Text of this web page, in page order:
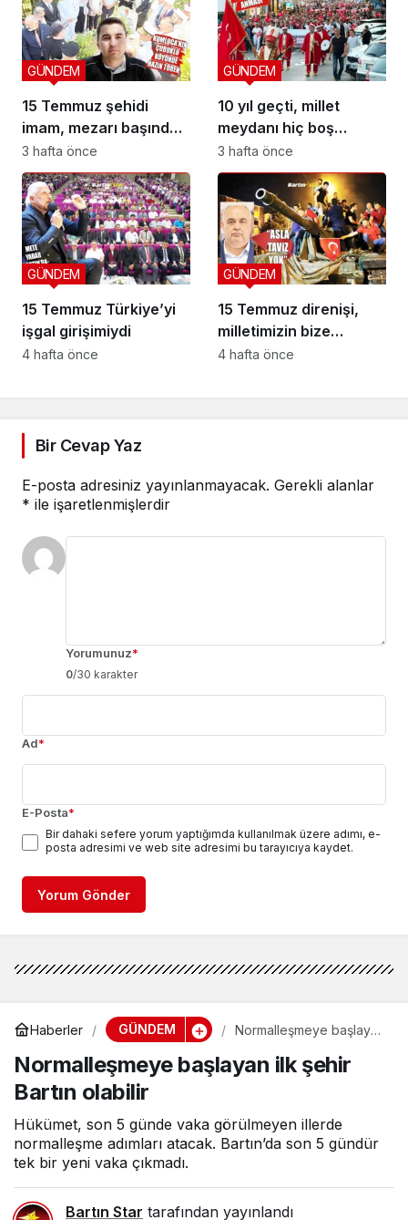
15 Temmuz şehidi
imam, mezarı başında
anıldı
GÜNDEM
3 hafta önce
10 yıl geçti, millet
meydanı hiç boş
bırakmadı
GÜNDEM
3 hafta önce
15 Temmuz Türkiye’yi
işgal girişimiydi
GÜNDEM
4 hafta önce
15 Temmuz direnişi,
milletimizin bize
yüklediği tarihi
GÜNDEM
4 hafta önce
Bir Cevap Yaz
E-posta adresiniz yayınlanmayacak. Gerekli alanlar
* ile işaretlenmişlerdir
Yorumunuz*
0/30 karakter
Ad*
E-Posta*
Bir dahaki sefere yorum yaptığımda kullanılmak üzere adımı, e-
posta adresimi ve web site adresimi bu tarayıcıya kaydet.
Yorum Gönder
Haberler GÜNDEM
Normalleşmeye başlayan
Normalleşmeye başlayan ilk şehir
Bartın olabilir
Hükümet, son 5 günde vaka görülmeyen illerde
normalleşme adımları atacak. Bartın’da son 5 gündür
tek bir yeni vaka çıkmadı.
Bartın Star tarafından yayınlandı